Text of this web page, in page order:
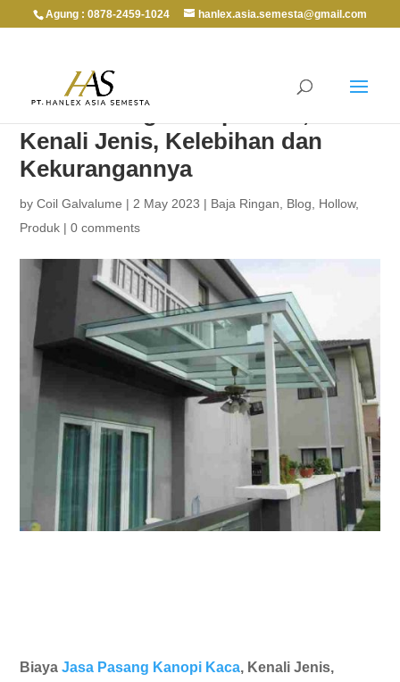
Agung : 0878-2459-1024 hanlex.asia.semesta@gmail.com
Jasa Pasang Kanopi Kaca,
Kenali Jenis, Kelebihan dan
Kekurangannya
byCoil Galvalume | 2 May 2023 | Baja Ringan Blog Hollow,
Produk |0 comments
BiayaJasa Pasang Kanopi Kaca, Kenali Jenis,